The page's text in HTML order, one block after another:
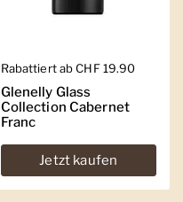
Regulärer Preis
Rabattiert ab CHF 19.90
Glenelly Glass
Collection Cabernet
Franc
Jetzt kaufen